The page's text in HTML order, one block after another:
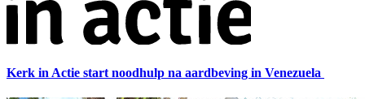
Kerk in Actie start noodhulp na aardbeving in Venezuela